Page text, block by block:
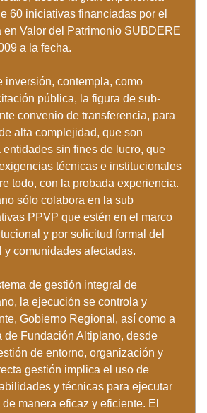
60 iniciativas financiadas por el
en Valor del Patrimonio SUBDERE
a la fecha.
inversión, contempla, como
pública, la figura de sub-
convenio de transferencia, para
alta complejidad, que son
sin fines de lucro, que
técnicas e institucionales
todo, con la probada experiencia.
sólo colabora en la sub
PPVP que estén en el marco
y por solicitud formal del
y comunidades afectadas.
de gestión integral de
la ejecución se controla y
Gobierno Regional, así como a
de Fundación Altiplano, desde
de entorno, organización y
gestión implica el uso de
y técnicas para ejecutar
manera eficaz y eficiente. El